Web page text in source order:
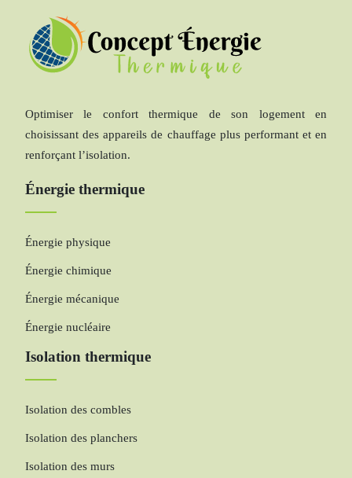
Optimiser le confort thermique de son logement en
choisissant des appareils de chauffage plus performant et en
renforçant l’isolation.
Énergie thermique
Énergie physique
Énergie chimique
Énergie mécanique
Énergie nucléaire
Isolation thermique
Isolation des combles
Isolation des planchers
Isolation des murs